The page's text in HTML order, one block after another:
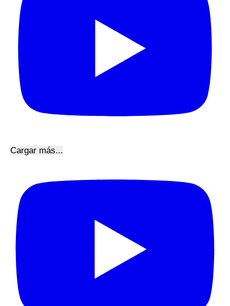
Cargar más...